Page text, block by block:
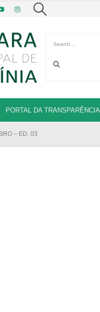
PORTAL DA TRANSPARÊNCIA
– ED. 03